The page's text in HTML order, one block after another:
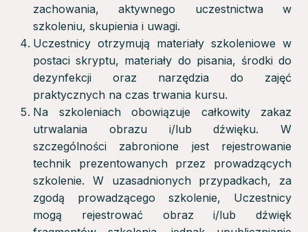
zachowania, aktywnego uczestnictwa w
szkoleniu, skupienia i uwagi.
Uczestnicy otrzymują materiały szkoleniowe w
postaci skryptu, materiały do pisania, środki do
dezynfekcji oraz narzędzia do zajęć
praktycznych na czas trwania kursu.
Na szkoleniach obowiązuje całkowity zakaz
utrwalania obrazu i/lub dźwięku. W
szczególności zabronione jest rejestrowanie
technik prezentowanych przez prowadzących
szkolenie. W uzasadnionych przypadkach, za
zgodą prowadzącego szkolenie, Uczestnicy
mogą rejestrować obraz i/lub dźwięk